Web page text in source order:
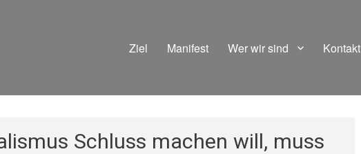
Ziel Manifest Wer wir sind Kontakt
Schluss machen will, muss